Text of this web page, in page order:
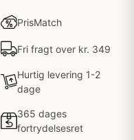
PrisMatch
Fri fragt over kr. 349
Hurtig levering 1-2
dage
365 dages
fortrydelsesret